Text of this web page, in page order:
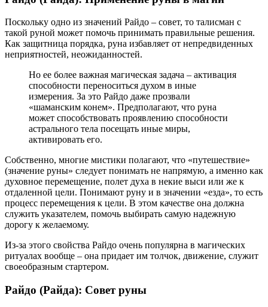
Поскольку одно из значений Райдо – совет, то талисман с
такой руной может помочь принимать правильные решения.
Как защитница порядка, руна избавляет от непредвиденных
неприятностей, неожиданностей.
Но ее более важная магическая задача – активация
способности переноситься духом в иные
измерения. За это Райдо даже прозвали
«шаманским конем». Предполагают, что руна
может способствовать проявлению способности
астрального тела посещать иные миры,
активировать его.
Собственно, многие мистики полагают, что «путешествие»
(значение руны» следует понимать не напрямую, а именно как
духовное перемещение, полет духа в некие выси или же к
отдаленной цели. Понимают руну и в значении «езда», то есть
процесс перемещения к цели. В этом качестве она должна
служить указателем, помочь выбирать самую надежную
дорогу к желаемому.
Из-за этого свойства Райдо очень популярна в магических
ритуалах вообще – она придает им толчок, движение, служит
своеобразным стартером.
Райдо (Райда): Совет руны